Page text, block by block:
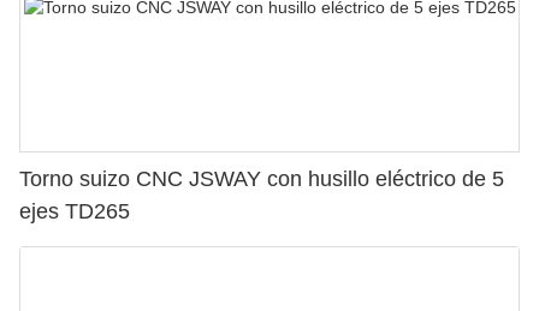
Torno suizo CNC JSWAY con husillo eléctrico de 5
ejes TD265